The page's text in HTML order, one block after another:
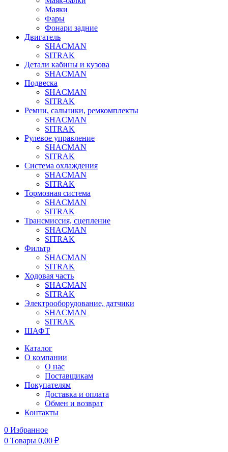
Маяки
Фары
Фонари задние
Двигатель
SHACMAN
SITRAK
Детали кабины и кузова
SHACMAN
Подвеска
SHACMAN
SITRAK
Ремни, сальники, ремкомплекты
SHACMAN
SITRAK
Рулевое управление
SHACMAN
SITRAK
Система охлаждения
SHACMAN
SITRAK
Тормозная система
SHACMAN
SITRAK
Трансмиссия, сцепление
SHACMAN
SITRAK
Фильтр
SHACMAN
SITRAK
Ходовая часть
SHACMAN
SITRAK
Электрооборудование, датчики
SHACMAN
SITRAK
ШАФТ
Каталог
О компании
О нас
Поставщикам
Покупателям
Доставка и оплата
Обмен и возврат
Контакты
0 Избранное
0 Товары 0,00 ₽